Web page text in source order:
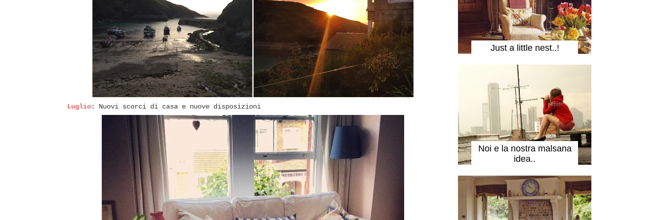
Luglio: Nuovi scorci di casa e nuove disposizioni
Just a little nest..!
Noi e la nostra malsana
idea..